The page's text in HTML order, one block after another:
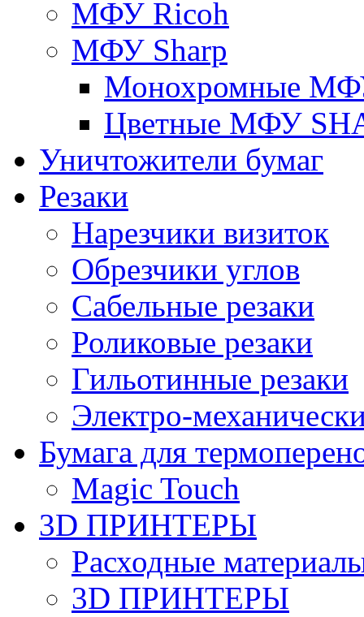
МФУ Ricoh
МФУ Sharp
Монохромные
Цветные МФУ
Уничтожители бумаг
Резаки
Нарезчики визиток
Обрезчики углов
Сабельные резаки
Роликовые резаки
Гильотинные резаки
Электро-
Бумага для
Magic Touch
3D ПРИНТЕРЫ
Расходные
3D ПРИНТЕРЫ